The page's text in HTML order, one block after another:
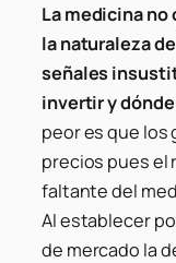
La medicina
la naturaleza
señales
invertir y
peor es que
precios pues
faltante del
Al establecer
de mercado la